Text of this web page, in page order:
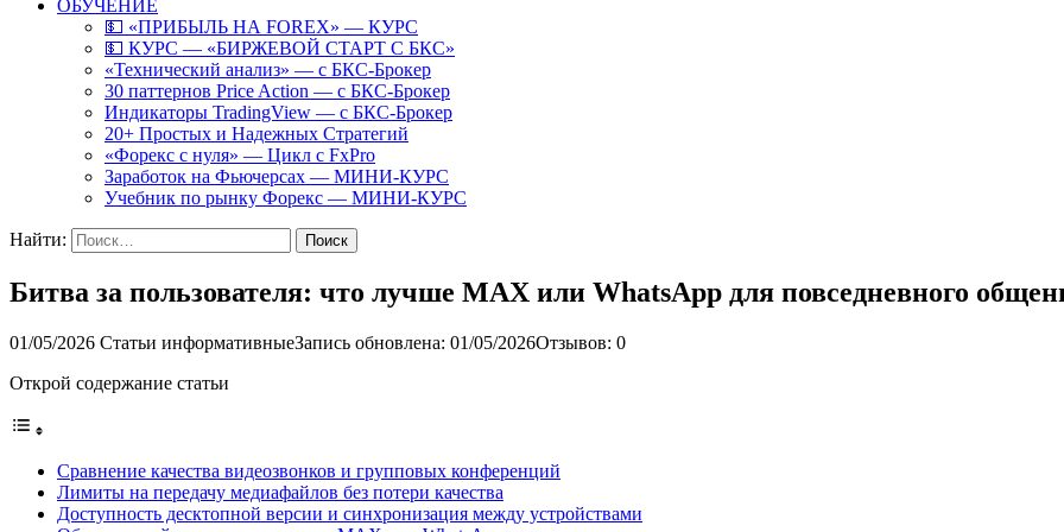
ОБУЧЕНИЕ
💵 «ПРИБЫЛЬ НА FOREX» — КУРС
💵 КУРС — «БИРЖЕВОЙ СТАРТ С БКС»
«Технический анализ» — с БКС-Брокер
30 паттернов Price Action — с БКС-Брокер
Индикаторы TradingView — с БКС-Брокер
20+ Простых и Надежных Стратегий
«Форекс с нуля» — Цикл с FxPro
Заработок на Фьючерсах — МИНИ-КУРС
Учебник по рынку Форекс — МИНИ-КУРС
Найти:
Битва за пользователя: что лучше MAX или WhatsApp для повседневного
01/05/2026 Статьи информативныеЗапись обновлена: 01/05/2026Отзывов: 0
Открой содержание статьи
Сравнение качества видеозвонков и групповых конференций
Лимиты на передачу медиафайлов без потери качества
Доступность десктопной версии и синхронизация между устройствами